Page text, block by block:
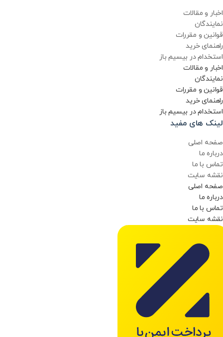
اخبار و مقالات
نمایندگان
قوانین و مقررات
راهنمای خرید
استخدام در بیسیم باز
اخبار و مقالات
نمایندگان
قوانین و مقررات
راهنمای خرید
استخدام در بیسیم باز
لینک های مفید
صفحه اصلی
درباره ما
تماس با ما
نقشه سایت
صفحه اصلی
درباره ما
تماس با ما
نقشه سایت